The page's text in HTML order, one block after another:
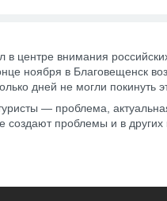
в центре внимания
ноября в Благовещенск
дней не могли покинуть
— проблема,
проблемы и в других